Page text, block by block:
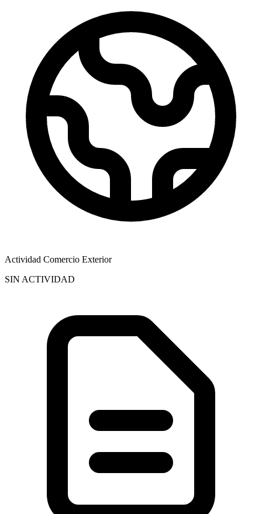
Actividad Comercio Exterior
SIN ACTIVIDAD